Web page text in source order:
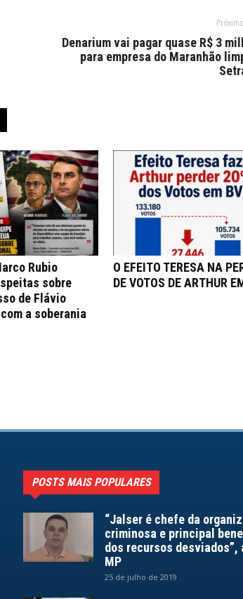
Denarium vai pagar quase R$ 3
para empresa do Maranhão
Rubio
sobre
de Flávio
a soberania
O EFEITO TERESA NA
DE VOTOS DE ARTHUR
POSTS MAIS POPULARES
“Jalser é chefe da
criminosa e principal
dos recursos desviados”,
MP
25 de julho de 2019